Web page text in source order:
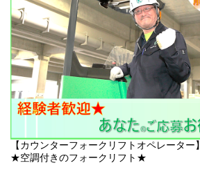
【カウンターフォークリフトオペレーター】
★空調付きのフォークリフト★